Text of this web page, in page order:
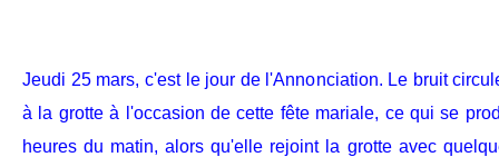
Jeudi 25 mars, c'est le jour de l'Annonciation. Le bruit
à la grotte à l'occasion de cette fête mariale, ce qui se
heures du matin, alors qu'elle rejoint la grotte avec